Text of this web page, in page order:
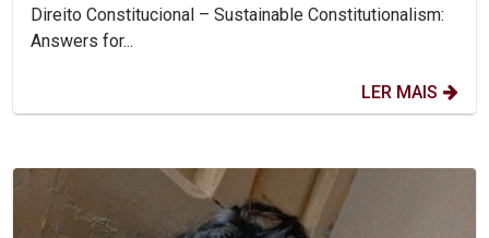
Direito Constitucional – Sustainable Constitutionalism:
Answers for...
LER MAIS